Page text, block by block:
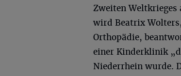
Zweiten Weltkrieges
wird Beatrix
Orthopädie,
einer Kinderklinik
Niederrhein wurde.